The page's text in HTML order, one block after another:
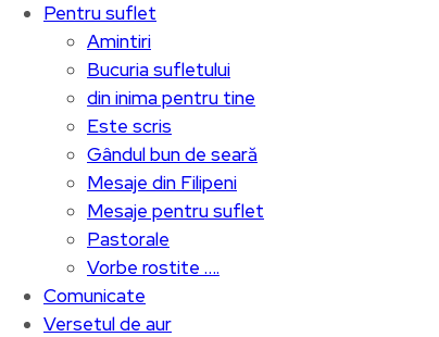
Pentru suflet
Amintiri
Bucuria sufletului
din inima pentru tine
Este scris
Gândul bun de seară
Mesaje din Filipeni
Mesaje pentru suflet
Pastorale
Vorbe rostite ….
Comunicate
Versetul de aur